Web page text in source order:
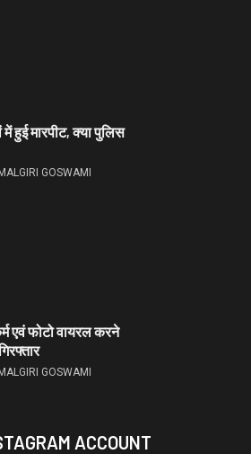
में हुई मारपीट, क्या पुलिस
GOSWAMI
एवं फोटो वायरल करने
GOSWAMI
ACCOUNT